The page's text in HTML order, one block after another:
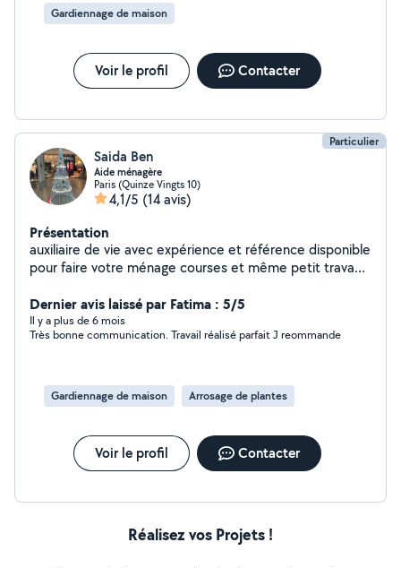
sérénité dans vos démarches quotidiennes. Au plaisir de
vous lire Karima
Gardiennage de maison
Voir le profil Contacter
Particulier
Saida Ben
Aide ménagère
Paris (Quinze Vingts 10)
4,1/5 (14 avis)
Présentation
auxiliaire de vie avec expérience et référence disponible
pour faire votre ménage courses et même petit travaux
extrêmement soigné . Disponible discrète et assidue
n'hésitez Pas de me contacter . PS si je vous réponds
pas c'est que j'ai épuisé mes 3 tentatives de réponses .
Dernier avis laissé par Fatima : 5/5
Il y a plus de 6 mois
Très bonne communication. Travail réalisé parfait J reommande
Gardiennage de maison Arrosage de plantes
Voir le profil Contacter
Réalisez vos Projets !